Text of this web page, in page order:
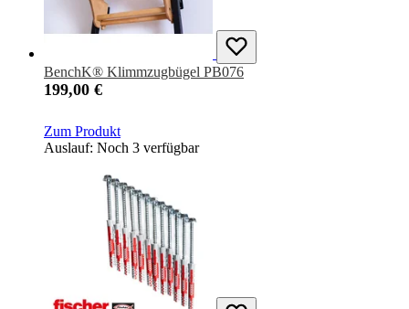
BenchK® Klimmzugbügel PB076
199,00 €
Zum Produkt
Auslauf: Noch 3 verfügbar